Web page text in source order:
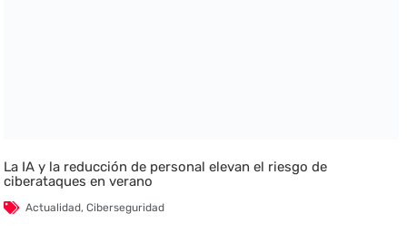
La IA y la reducción de personal elevan el riesgo de
ciberataques en verano
Actualidad,Ciberseguridad